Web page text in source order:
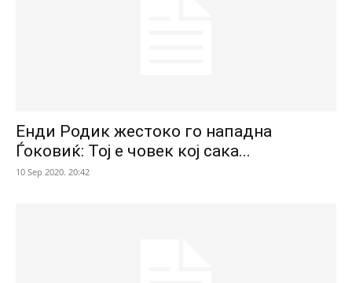
Енди Родик жестоко го нападна
Ѓоковиќ: Тој е човек кој сака...
10 Sep 2020. 20:42